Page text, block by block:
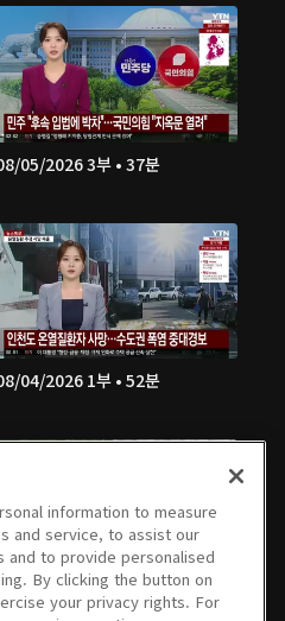
05/2026 3부 • 37분
04/2026 1부 • 52분
02/2026 7부 • 47분
information to measure
and service, to assist our
and to provide personalised
By clicking the button on
your privacy rights. For